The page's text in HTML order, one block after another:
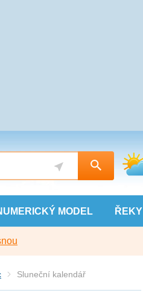
MODEL ŘEKY
Sluneční kalendář